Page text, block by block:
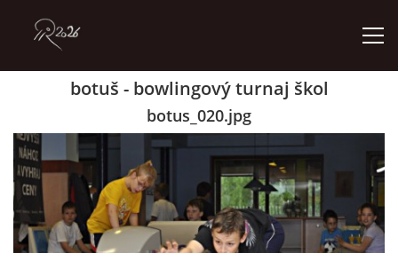
GALERIE
KONTAKT
botuš - bowlingový turnaj škol
botus_020.jpg